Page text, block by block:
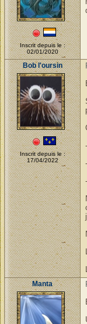
Inscrit depuis le :
02/01/2020
Bob l'oursin
Inscrit depuis le :
17/04/2022
Manta